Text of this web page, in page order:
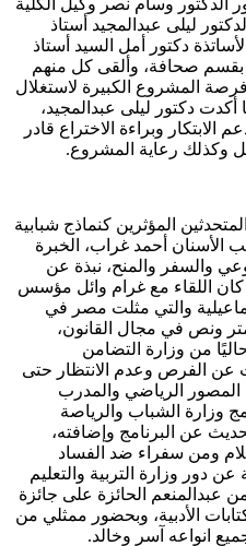
ليلى عبدالمجيد أستاذ
دكتور أمل السيد أستاذ
صحافة، وألقى كل منهم
المشروع الكبيرة لاستغلال
أكدت دكتور ليلى عبدالمجيد،
وبراءة الاختراع قادر
وكذلك رعاية المشروع.
المؤثرين كنماذج شبابية
أحمد غراب، الخبرة
والسفر والمنح، نبذة عن
كان اللقاء مع غرام وائل مؤسس
والتي مثلت مصر في
ونص في مجال القانون،
من وزارة التضامن
عن الفرص وعدم الانتظار حتى
المصور الرياضي والمدرب
وزارة الشباب والرياصة
عن البرنامج وإضافته،
ومن سفراء ضد الفساد
عن دور وزارة التربية والتعليم
عبدالمنعم الحائزة على جائزة
الأدبية، وبحضور ممثلي من
انواعه آسر وخالد.